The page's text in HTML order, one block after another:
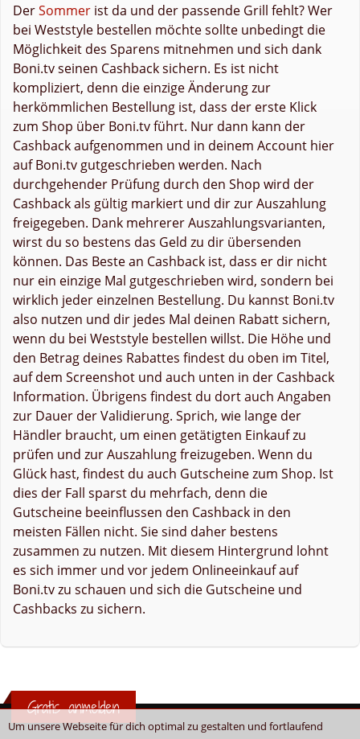
Um unsere Webseite für dich optimal zu gestalten und fortlaufend
DerSommer ist da und der passende Grill fehlt? Wer
bei Weststyle bestellen möchte sollte unbedingt die
Möglichkeit des Sparens mitnehmen und sich dank
Boni.tv seinen Cashback sichern. Es ist nicht
kompliziert, denn die einzige Änderung zur
herkömmlichen Bestellung ist, dass der erste Klick
zum Shop über Boni.tv führt. Nur dann kann der
Cashback aufgenommen und in deinem Account hier
auf Boni.tv gutgeschrieben werden. Nach
durchgehender Prüfung durch den Shop wird der
Cashback als gültig markiert und dir zur Auszahlung
freigegeben. Dank mehrerer Auszahlungsvarianten,
wirst du so bestens das Geld zu dir übersenden
können. Das Beste an Cashback ist, dass er dir nicht
nur ein einzige Mal gutgeschrieben wird, sondern bei
wirklich jeder einzelnen Bestellung. Du kannst Boni.tv
also nutzen und dir jedes Mal deinen Rabatt sichern,
wenn du bei Weststyle bestellen willst. Die Höhe und
den Betrag deines Rabattes findest du oben im Titel,
auf dem Screenshot und auch unten in der Cashback
Information. Übrigens findest du dort auch Angaben
zur Dauer der Validierung. Sprich, wie lange der
Händler braucht, um einen getätigten Einkauf zu
prüfen und zur Auszahlung freizugeben. Wenn du
Glück hast, findest du auch Gutscheine zum Shop. Ist
dies der Fall sparst du mehrfach, denn die
Gutscheine beeinflussen den Cashback in den
meisten Fällen nicht. Sie sind daher bestens
zusammen zu nutzen. Mit diesem Hintergrund lohnt
es sich immer und vor jedem Onlineeinkauf auf
Boni.tv zu schauen und sich die Gutscheine und
Cashbacks zu sichern.
Gratis anmelden